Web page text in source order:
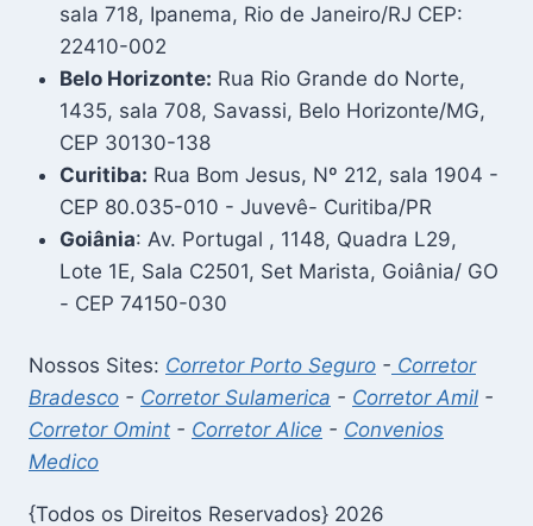
sala 718, Ipanema, Rio de Janeiro/RJ CEP:
22410-002
Belo Horizonte: Rua Rio Grande do Norte,
1435, sala 708, Savassi, Belo Horizonte/MG,
CEP 30130-138
Curitiba: Rua Bom Jesus, Nº 212, sala 1904 -
CEP 80.035-010 - Juvevê- Curitiba/PR
Goiânia: Av. Portugal , 1148, Quadra L29,
Lote 1E, Sala C2501, Set Marista, Goiânia/ GO
- CEP 74150-030
Nossos Sites: Corretor Porto Seguro - Corretor
Bradesco - Corretor Sulamerica - Corretor Amil -
Corretor Omint - Corretor Alice - Convenios
Medico
{Todos os Direitos Reservados} 2026